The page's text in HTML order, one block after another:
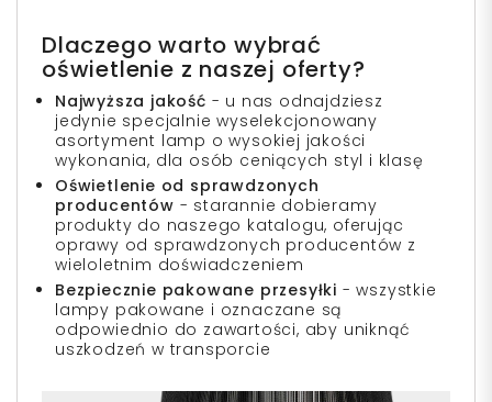
Dlaczego warto wybrać
oświetlenie z naszej oferty?
Najwyższa jakość - u nas odnajdziesz
jedynie specjalnie wyselekcjonowany
asortyment lamp o wysokiej jakości
wykonania, dla osób ceniących styl i klasę
Oświetlenie od sprawdzonych
producentów - starannie dobieramy
produkty do naszego katalogu, oferując
oprawy od sprawdzonych producentów z
wieloletnim doświadczeniem
Bezpiecznie pakowane przesyłki - wszystkie
lampy pakowane i oznaczane są
odpowiednio do zawartości, aby uniknąć
uszkodzeń w transporcie